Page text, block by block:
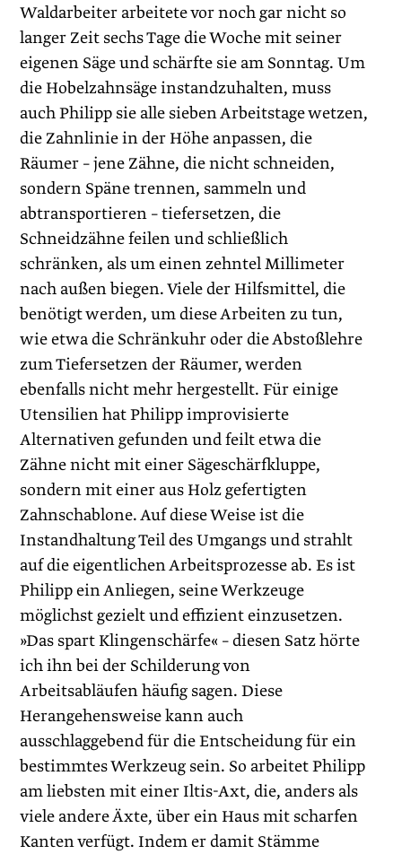
Waldarbeiter arbeitete vor noch gar nicht so
langer Zeit sechs Tage die Woche mit seiner
eigenen Säge und schärfte sie am Sonntag. Um
die Hobelzahnsäge instandzuhalten, muss
auch Philipp sie alle sieben Arbeitstage wetzen,
die Zahnlinie in der Höhe anpassen, die
Räumer – jene Zähne, die nicht schneiden,
sondern Späne trennen, sammeln und
abtransportieren – tiefersetzen, die
Schneidzähne feilen und schließlich
schränken, als um einen zehntel Millimeter
nach außen biegen. Viele der Hilfsmittel, die
benötigt werden, um diese Arbeiten zu tun,
wie etwa die Schränkuhr oder die Abstoßlehre
zum Tiefersetzen der Räumer, werden
ebenfalls nicht mehr hergestellt. Für einige
Utensilien hat Philipp improvisierte
Alternativen gefunden und feilt etwa die
Zähne nicht mit einer Sägeschärfkluppe,
sondern mit einer aus Holz gefertigten
Zahnschablone. Auf diese Weise ist die
Instandhaltung Teil des Umgangs und strahlt
auf die eigentlichen Arbeitsprozesse ab. Es ist
Philipp ein Anliegen, seine Werkzeuge
möglichst gezielt und effizient einzusetzen.
»Das spart Klingenschärfe« – diesen Satz hörte
ich ihn bei der Schilderung von
Arbeitsabläufen häufig sagen. Diese
Herangehensweise kann auch
ausschlaggebend für die Entscheidung für ein
bestimmtes Werkzeug sein. So arbeitet ­Philipp
am liebsten mit einer Iltis-Axt, die, anders als
viele andere Äxte, über ein Haus mit scharfen
Kanten verfügt. Indem er damit Stämme